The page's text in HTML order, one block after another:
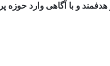
و با آگاهی وارد حوزه